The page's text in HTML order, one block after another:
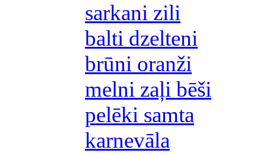
sarkani zili
balti dzelteni
brūni oranži
melni zaļi bēši
pelēki samta
karnevāla